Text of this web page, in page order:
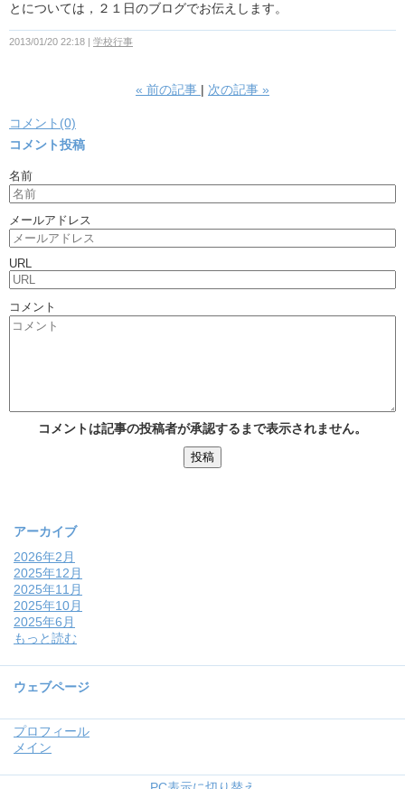
とについては，２１日のブログでお伝えします。
2013/01/20 22:18 学校行事
« 前の記事 次の記事 »
コメント(0)
コメント投稿
名前
メールアドレス
URL
コメント
コメントは記事の投稿者が承認するまで表示されません。
アーカイブ
2026年2月
2025年12月
2025年11月
2025年10月
2025年6月
もっと読む
ウェブページ
プロフィール
メイン